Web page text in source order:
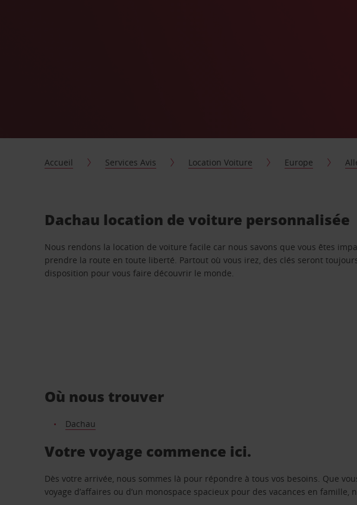
Accueil Services Avis Location Voiture Europe
Dachau location de voiture personnalisée
Nous rendons la location de voiture facile car nous savons que vous êtes
prendre la route en toute liberté. Partout où vous irez, des clés seront
disposition pour vous faire découvrir le monde.
Où nous trouver
Dachau
Votre voyage commence ici.
Dès votre arrivée, nous sommes là pour répondre à tous vos besoins. Que
voyage d’affaires ou d’un monospace spacieux pour des vacances en famille,